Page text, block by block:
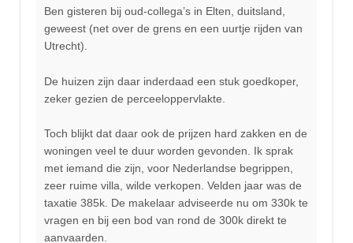
Ben gisteren bij oud-collega’s in Elten, duitsland,
geweest (net over de grens en een uurtje rijden van
Utrecht).
De huizen zijn daar inderdaad een stuk goedkoper,
zeker gezien de perceeloppervlakte.
Toch blijkt dat daar ook de prijzen hard zakken en de
woningen veel te duur worden gevonden. Ik sprak
met iemand die zijn, voor Nederlandse begrippen,
zeer ruime villa, wilde verkopen. Velden jaar was de
taxatie 385k. De makelaar adviseerde nu om 330k te
vragen en bij een bod van rond de 300k direkt te
aanvaarden.